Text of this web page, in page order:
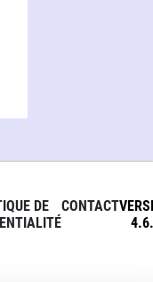
DE
CONTACT